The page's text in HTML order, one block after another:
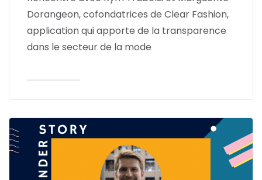
Dorangeon, cofondatrices de Clear Fashion,
application qui apporte de la transparence
dans le secteur de la mode